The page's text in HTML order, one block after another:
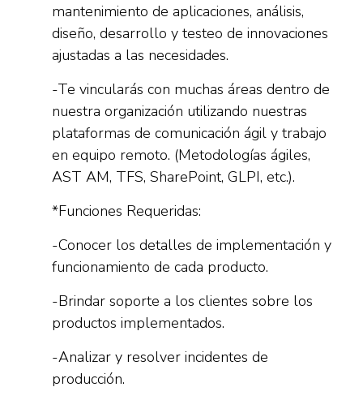
mantenimiento de aplicaciones, análisis,
diseño, desarrollo y testeo de innovaciones
ajustadas a las necesidades.
-Te vincularás con muchas áreas dentro de
nuestra organización utilizando nuestras
plataformas de comunicación ágil y trabajo
en equipo remoto. (Metodologías ágiles,
AST AM, TFS, SharePoint, GLPI, etc.).
*Funciones Requeridas:
-Conocer los detalles de implementación y
funcionamiento de cada producto.
-Brindar soporte a los clientes sobre los
productos implementados.
-Analizar y resolver incidentes de
producción.